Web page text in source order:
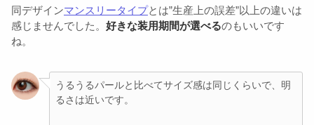
同デザインマンスリータイプとは”生産上の誤差”以上の違いは
感じませんでした。 好きな装用期間が選べるのもいいです
ね。
うるうるパールと比べてサイズ感は同じくらいで、明
るさは近いです。